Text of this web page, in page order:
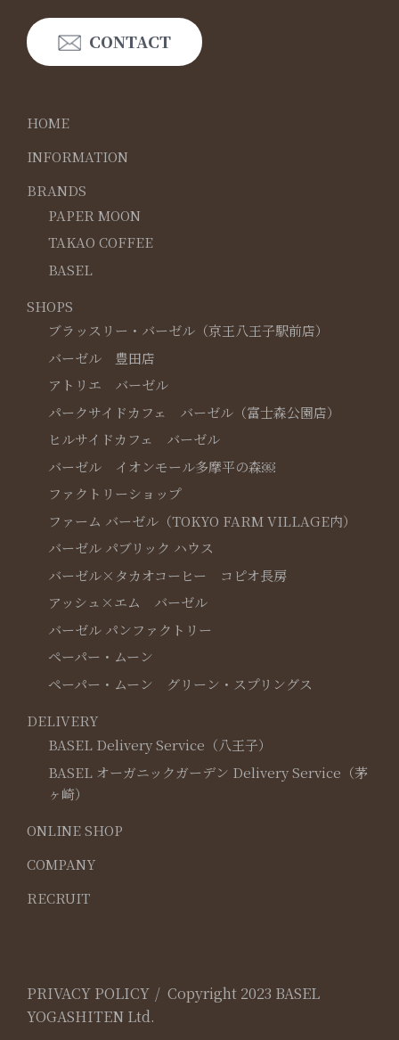
CONTACT
HOME
INFORMATION
BRANDS
PAPER MOON
TAKAO COFFEE
BASEL
SHOPS
ブラッスリー・バーゼル（京王八王子駅前店）
バーゼル 豊田店
アトリエ バーゼル
パークサイドカフェ バーゼル（富士森公園店）
ヒルサイドカフェ バーゼル
バーゼル イオンモール多摩平の森￼
ファクトリーショップ
ファーム バーゼル（TOKYO FARM VILLAGE内）
バーゼル パブリック ハウス
バーゼル×タカオコーヒー コピオ長房
アッシュ×エム バーゼル
バーゼル パンファクトリー
ペーパー・ムーン
ペーパー・ムーン グリーン・スプリングス
DELIVERY
BASEL Delivery Service（八王子）
BASEL オーガニックガーデン Delivery Service（茅
ヶ崎）
ONLINE SHOP
COMPANY
RECRUIT
PRIVACY POLICY
Copyright 2023 BASEL
YOGASHITEN Ltd.